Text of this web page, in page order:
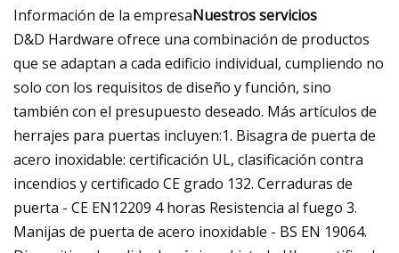
Información de la empresaNuestros servicios
D&D Hardware ofrece una combinación de productos
que se adaptan a cada edificio individual, cumpliendo no
solo con los requisitos de diseño y función, sino
también con el presupuesto deseado. Más artículos de
herrajes para puertas incluyen:1. Bisagra de puerta de
acero inoxidable: certificación UL, clasificación contra
incendios y certificado CE grado 132. Cerraduras de
puerta - CE EN12209 4 horas Resistencia al fuego 3.
Manijas de puerta de acero inoxidable - BS EN 19064.